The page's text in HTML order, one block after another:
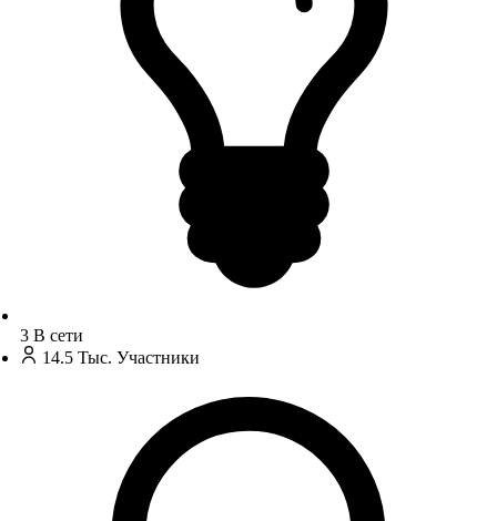
3 В сети
14.5 Тыс. Участники